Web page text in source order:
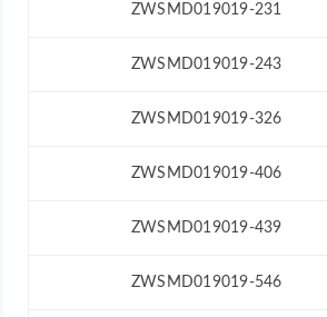
ZWSMD019019-231
ZWSMD019019-243
ZWSMD019019-326
ZWSMD019019-406
ZWSMD019019-439
ZWSMD019019-546